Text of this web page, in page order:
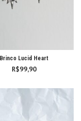
Brinco Lucid Heart
R$99,90